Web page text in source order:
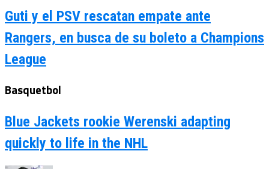
Guti y el PSV rescatan empate ante
Rangers, en busca de su boleto a Champions
League
Basquetbol
Blue Jackets rookie Werenski adapting
quickly to life in the NHL